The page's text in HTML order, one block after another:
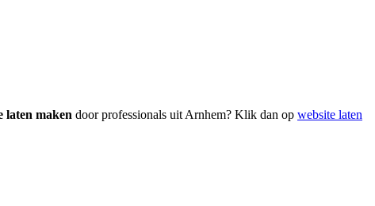
laten maken door professionals uit Arnhem? Klik dan op website laten